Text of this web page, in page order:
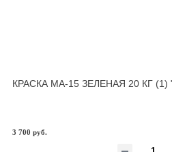
КРАСКА МА-15 ЗЕЛЕНАЯ 20 КГ (1)
3 700 руб.